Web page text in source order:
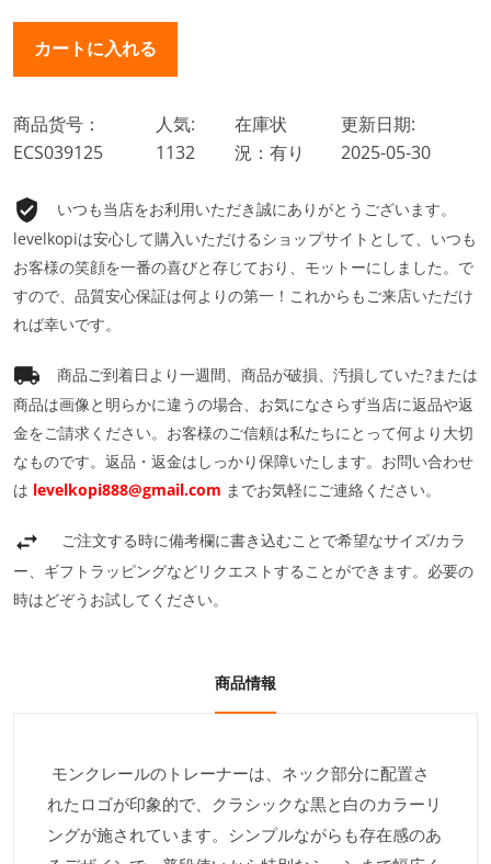
商品货号：
ECS039125
人気:
1132
在庫状
況：有り
更新日期:
2025-05-30
いつも当店をお利用いただき誠にありがとうございます。
levelkopiは安心して購入いただけるショップサイトとして、いつも
お客様の笑顔を一番の喜びと存じており、モットーにしました。で
すので、品質安心保証は何よりの第一！これからもご来店いただけ
れば幸いです。
商品ご到着日より一週間、商品が破損、汚損していた?または
商品は画像と明らかに違うの場合、お気になさらず当店に返品や返
金をご請求ください。お客様のご信頼は私たちにとって何より大切
なものです。返品・返金はしっかり保障いたします。お問い合わせ
は levelkopi888@gmail.com までお気軽にご連絡ください。
ご注文する時に備考欄に書き込むことで希望なサイズ/カラ
ー、ギフトラッピングなどリクエストすることができます。必要の
時はどぞうお試してください。
商品情報
モンクレールのトレーナーは、ネック部分に配置さ
れたロゴが印象的で、クラシックな黒と白のカラーリ
ングが施されています。シンプルながらも存在感のあ